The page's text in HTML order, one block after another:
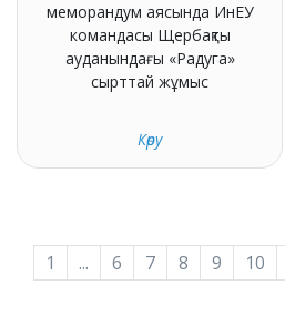
меморандум аясында ИнЕУ
командасы Щербақты
ауданындағы «Радуга»
сырттай жұмыс
Көру
1 ... 6 7 8 9 10